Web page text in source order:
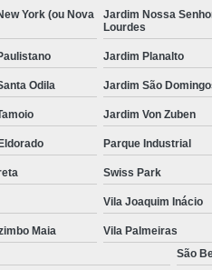
Manutenção
Manutenção
Reparo de
Assistencia
Desenvolvimento
York (ou Nova
Jardim Nossa
Lourdes
Jardim Planalto
Odila Jardim São
Jardim Von Zuben
Parque Industrial
Swiss Park
Vila Joaquim Inácio
Maia Vila Palmeiras
São